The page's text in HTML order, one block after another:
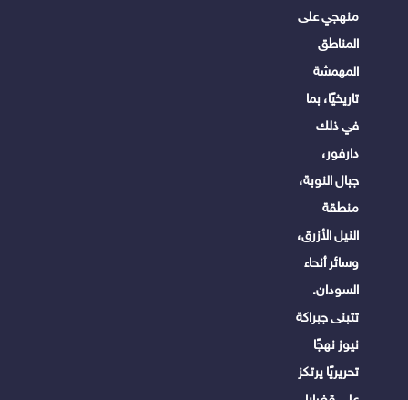
منهجي على
المناطق
المهمشة
تاريخيًا، بما
في ذلك
دارفور،
جبال النوبة،
منطقة
النيل الأزرق،
وسائر أنحاء
السودان.
تتبنى جبراكة
نيوز نهجًا
تحريريًا يرتكز